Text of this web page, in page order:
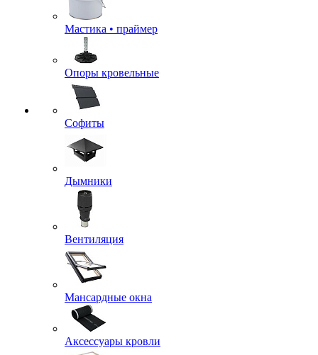
Мастика • праймер
Опоры кровельные
Софиты
Дымники
Вентиляция
Мансардные окна
Аксессуары кровли